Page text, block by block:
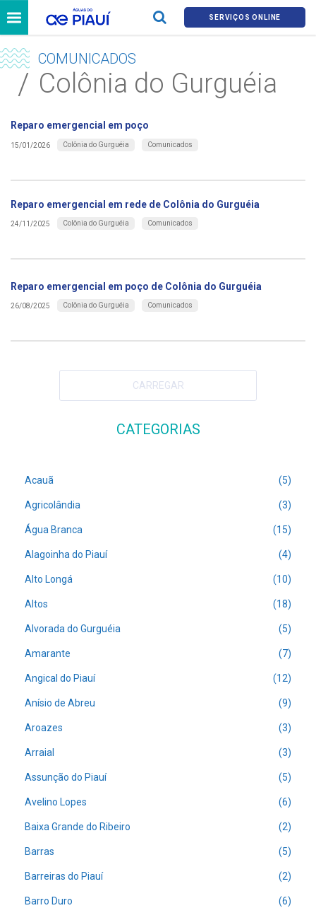
SERVIÇOS ONLINE
COMUNICADOS
Colônia do Gurguéia
Reparo emergencial em poço
15/01/2026 Colônia do Gurguéia Comunicados
Reparo emergencial em rede de Colônia do Gurguéia
24/11/2025 Colônia do Gurguéia Comunicados
Reparo emergencial em poço de Colônia do Gurguéia
26/08/2025 Colônia do Gurguéia Comunicados
CARREGAR
CATEGORIAS
Acauã (5)
Agricolândia (3)
Água Branca (15)
Alagoinha do Piauí (4)
Alto Longá (10)
Altos (18)
Alvorada do Gurguéia (5)
Amarante (7)
Angical do Piauí (12)
Anísio de Abreu (9)
Aroazes (3)
Arraial (3)
Assunção do Piauí (5)
Avelino Lopes (6)
Baixa Grande do Ribeiro (2)
Barras (5)
Barreiras do Piauí (2)
Barro Duro (6)